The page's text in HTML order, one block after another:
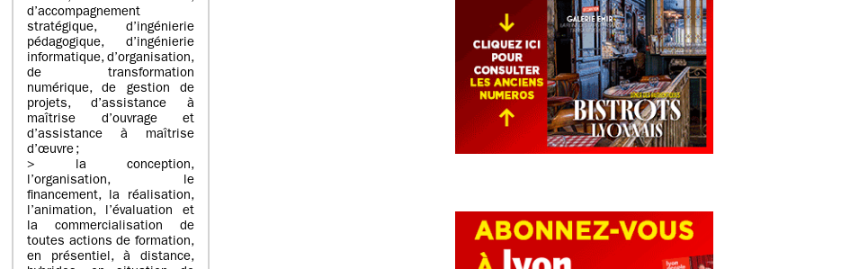
d’accompagnement
stratégique, d’ingénierie
pédagogique, d’ingénierie
informatique, d’organisation,
de transformation
numérique, de gestion de
projets, d’assistance à
maîtrise d’ouvrage et
d’assistance à maîtrise
d’œuvre ;
> la conception,
l’organisation, le
financement, la réalisation,
l’animation, l’évaluation et
la commercialisation de
toutes actions de formation,
en présentiel, à distance,